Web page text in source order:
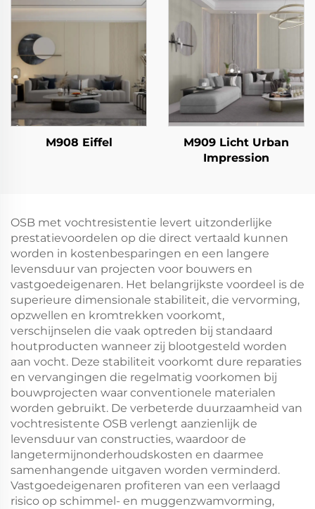
M908 Eiffel
M909 Licht Urban
Impression
OSB met vochtresistentie levert uitzonderlijke
prestatievoordelen op die direct vertaald kunnen
worden in kostenbesparingen en een langere
levensduur van projecten voor bouwers en
vastgoedeigenaren. Het belangrijkste voordeel is de
superieure dimensionale stabiliteit, die vervorming,
opzwellen en kromtrekken voorkomt,
verschijnselen die vaak optreden bij standaard
houtproducten wanneer zij blootgesteld worden
aan vocht. Deze stabiliteit voorkomt dure reparaties
en vervangingen die regelmatig voorkomen bij
bouwprojecten waar conventionele materialen
worden gebruikt. De verbeterde duurzaamheid van
vochtresistente OSB verlengt aanzienlijk de
levensduur van constructies, waardoor de
langetermijnonderhoudskosten en daarmee
samenhangende uitgaven worden verminderd.
Vastgoedeigenaren profiteren van een verlaagd
risico op schimmel- en muggenzwamvorming,